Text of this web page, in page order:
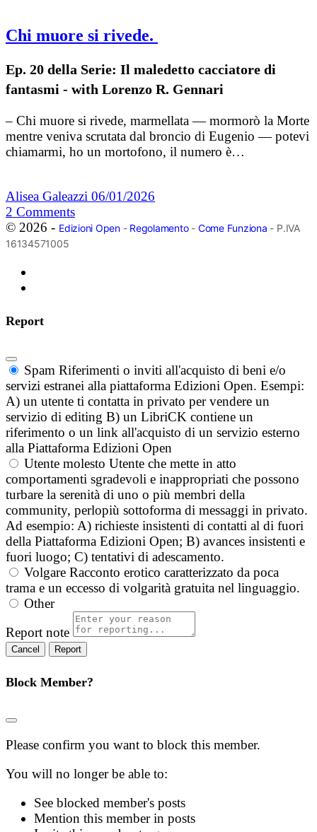
Chi muore si rivede.
Ep. 20 della Serie: Il maledetto cacciatore di
fantasmi - with Lorenzo R. Gennari
– Chi muore si rivede, marmellata — mormorò la Morte
mentre veniva scrutata dal broncio di Eugenio — potevi
chiamarmi, ho un mortofono, il numero è…
Alisea Galeazzi 06/01/2026
2 Comments
© 2026 - Edizioni Open- Regolamento- Come Funziona - P.IVA
16134571005
Report
Spam Riferimenti o inviti all'acquisto di beni e/o
servizi estranei alla piattaforma Edizioni Open. Esempi:
A) un utente ti contatta in privato per vendere un
servizio di editing B) un LibriCK contiene un
riferimento o un link all'acquisto di un servizio esterno
alla Piattaforma Edizioni Open
Utente molesto Utente che mette in atto
comportamenti sgradevoli e inappropriati che possono
turbare la serenità di uno o più membri della
community, perlopiù sottoforma di messaggi in privato.
Ad esempio: A) richieste insistenti di contatti al di fuori
della Piattaforma Edizioni Open; B) avances insistenti e
fuori luogo; C) tentativi di adescamento.
Volgare Racconto erotico caratterizzato da poca
trama e un eccesso di volgarità gratuita nel linguaggio.
Other
Report note
Report
Block Member?
Please confirm you want to block this member.
You will no longer be able to:
See blocked member's posts
Mention this member in posts